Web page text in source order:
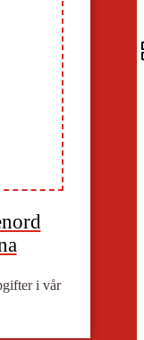
i vår